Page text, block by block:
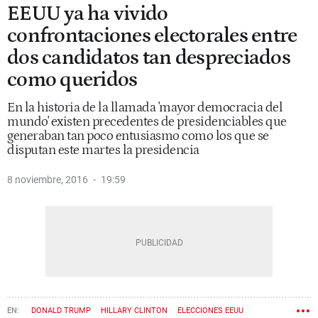
EEUU ya ha vivido
confrontaciones electorales entre
dos candidatos tan despreciados
como queridos
En la historia de la llamada 'mayor democracia del
mundo' existen precedentes de presidenciables que
generaban tan poco entusiasmo como los que se
disputan este martes la presidencia
8 noviembre, 2016 19:59
DONALD TRUMP HILLARY CLINTON ELECCIONES EEUU